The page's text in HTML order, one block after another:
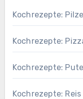
Kochrezepte: Pilze
Kochrezepte:
Kochrezepte: Pute
Kochrezepte: Reis